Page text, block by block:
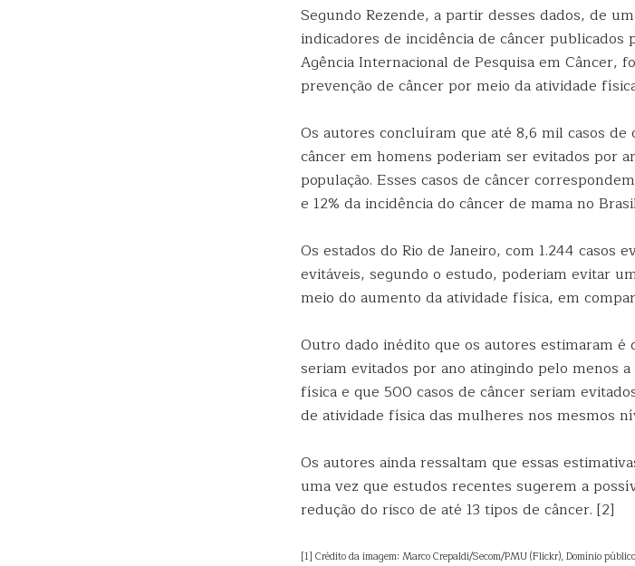
Segundo Rezende, a partir desses dados, de
indicadores de incidência de câncer
Agência Internacional de Pesquisa em Câncer,
prevenção de câncer por meio da atividade
Os autores concluíram que até 8,6 mil casos
câncer em homens poderiam ser evitados por
população. Esses casos de câncer
e 12% da incidência do câncer de mama no
Os estados do Rio de Janeiro, com 1.244 casos
evitáveis, segundo o estudo, poderiam evitar
meio do aumento da atividade física, em
Outro dado inédito que os autores estimaram é
seriam evitados por ano atingindo pelo menos
física e que 500 casos de câncer seriam
de atividade física das mulheres nos mesmos
Os autores ainda ressaltam que essas
uma vez que estudos recentes sugerem a
redução do risco de até 13 tipos de câncer. [2]
[1] Crédito da imagem: Marco Crepaldi/Secom/PMU (Flickr), Domínio